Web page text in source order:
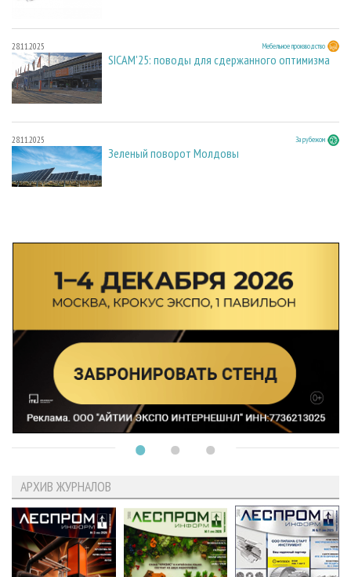
28.11.2025 Мебельное производство
SICAM'25: поводы для сдержанного оптимизма
28.11.2025 За рубежом
Зеленый поворот Молдовы
АРХИВ ЖУРНАЛОВ